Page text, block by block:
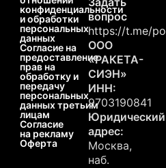
конфиденциальности
и обработки
персональных
данных
Согласие на
предоставление
прав на
обработку и
передачу
персональных
данных третьим
лицам
Согласие
на рекламу
Оферта
вопрос
https://t.me/
ООО
«РАКЕТА-
СИЭН»
ИНН:
9703190841
Юридический
адрес:
Москва,
наб.